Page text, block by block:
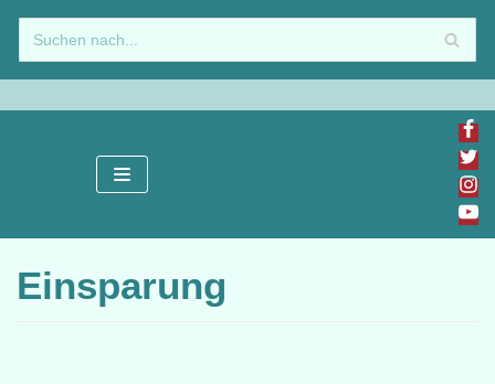
Zum
Inhalt
springen
Einsparung